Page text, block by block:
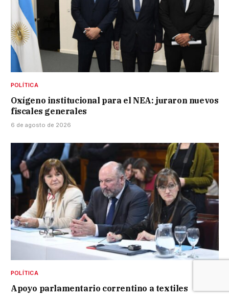
POLÍTICA
Oxígeno institucional para el NEA: juraron nuevos
fiscales generales
6 de agosto de 2026
POLÍTICA
Apoyo parlamentario correntino a textiles